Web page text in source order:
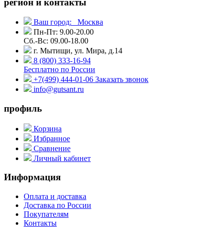
Ваш город:
Москва
Пн-Пт: 9.00-20.00
Сб.-Вс: 09.00-18.00
г. Мытищи, ул. Мира, д.14
8 (800) 333-16-94
Бесплатно по России
+7(499) 444-01-06 Заказать звонок
info@gutsant.ru
профиль
Корзина
Избранное
Сравнение
Личный кабинет
Информация
Оплата и доставка
Доставка по России
Покупателям
Контакты